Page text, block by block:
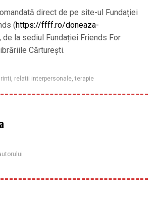
direct de pe site-ul Fundației
(https://ffff.ro/doneaza-
de la sediul Fundației Friends For
Cărturești.
, relatii interpersonale,terapie